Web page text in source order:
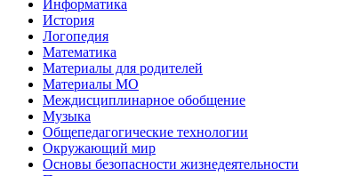
Информатика
История
Логопедия
Математика
Материалы для родителей
Материалы МО
Междисциплинарное обобщение
Музыка
Общепедагогические технологии
Окружающий мир
Основы безопасности жизнедеятельности